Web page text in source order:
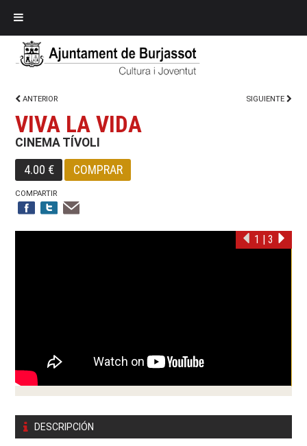
ANTERIOR SIGUIENTE
VIVA LA VIDA
CINEMA TÍVOLI
4.00 € COMPRAR
COMPARTIR
1 | 3
DESCRIPCIÓN